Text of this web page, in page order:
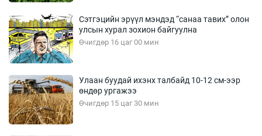
Сэтгэцийн эрүүл мэндэд “санаа тавих” олон
улсын хурал зохион байгуулна
Өчигдөр 16 цаг 00 мин
Улаан буудай ихэнх талбайд 10-12 см-ээр
өндөр ургажээ
Өчигдөр 15 цаг 30 мин